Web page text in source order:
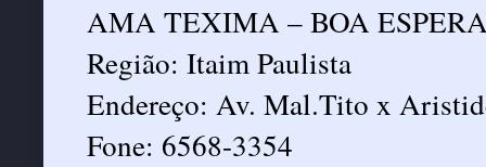
AMA TEXIMA – BOA
Região: Itaim Paulista
Endereço: Av. Mal.Tito x
Fone: 6568-3354